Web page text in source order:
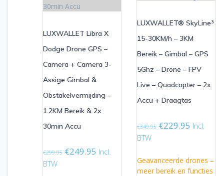
LUXWALLET Libra X
Dodge Drone GPS –
Camera + Camera 3-
Assige Gimbal &
Obstakelvermijding –
1.2KM Bereik & 2x
30min Accu
€299.95 Oorspronkelijke
€249.95 Huidige
Incl.
BTW
LUXWALLET® SkyLine³
15-30KM/h – 3KM
Bereik – Gimbal – GPS
5Ghz – Drone – FPV
Live – Quadcopter – 2x
Accu + Draagtas
€349.95 Oorspronkelijke
€349.95.
€229.95 Huidige
€229.95.
Incl.
BTW
Geavanceerde drones –
meer bereik en functies